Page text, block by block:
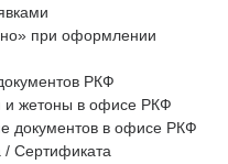
при оформлении
РКФ
и жетоны в офисе РКФ
документов в офисе РКФ
/ Сертификата